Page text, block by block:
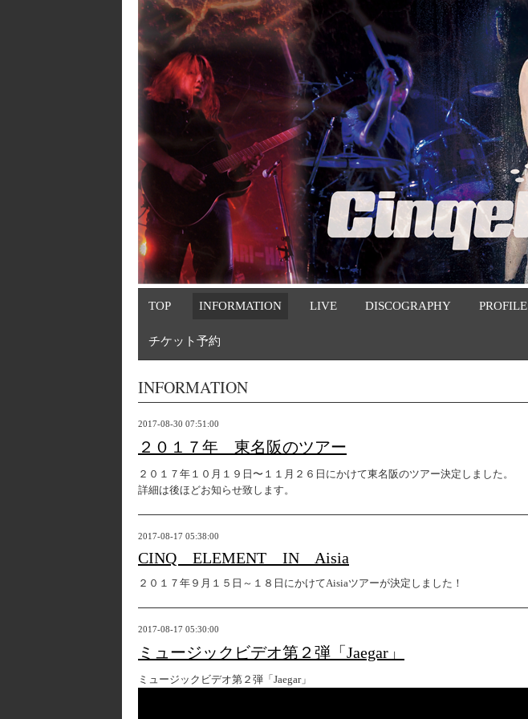
TOP INFORMATION LIVE DISCOGRAPHY PROFILE
チケット予約
INFORMATION
2017-08-30 07:51:00
２０１７年 東名阪のツアー
２０１７年１０月１９日〜１１月２６日にかけて東名阪のツアー決定しました。
詳細は後ほどお知らせ致します。
2017-08-17 05:38:00
CINQ ELEMENT IN Aisia
２０１７年９月１５日～１８日にかけてAisiaツアーが決定しました！
2017-08-17 05:30:00
ミュージックビデオ第２弾「Jaegar」
ミュージックビデオ第２弾「Jaegar」